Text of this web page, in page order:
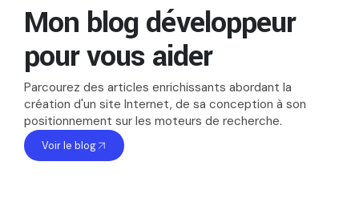
Mon blog développeur
pour vous aider
Parcourez des articles enrichissants abordant la
création d'un site Internet, de sa conception à son
positionnement sur les moteurs de recherche.
Voir le blog